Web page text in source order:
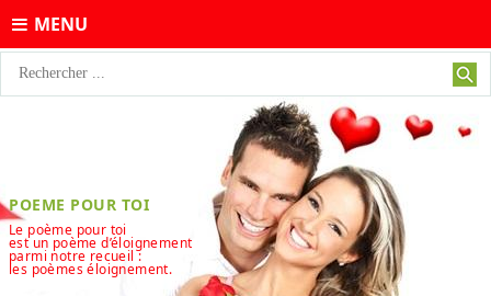
MENU
POEME POUR TOI
Le poème pour toi
est un poème d’éloignement
parmi notre recueil :
les poèmes éloignement.